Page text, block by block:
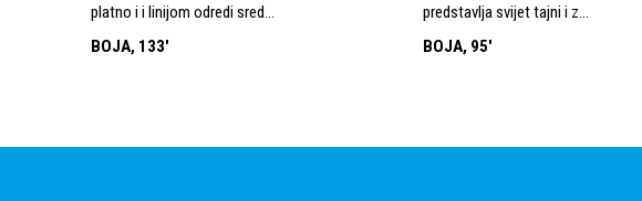
platno i i linijom odredi sred...
BOJA, 133'
predstavlja svijet tajni i z...
BOJA, 95'